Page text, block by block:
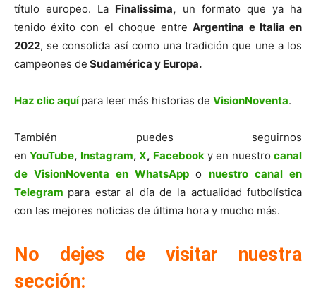
título europeo. La Finalissima, un formato que ya ha
tenido éxito con el choque entreArgentina e Italia en
2022, se consolida así como una tradición que une a los
campeones de Sudamérica y Europa.
Haz clic aquí para leer más historias de VisionNoventa.
También puedes seguirnos
enYouTube, Instagram,X, Facebooky en nuestro canal
de VisionNoventa en WhatsApponuestro canal en
Telegram para estar al día de la actualidad futbolística
con las mejores noticias de última hora y mucho más.
No dejes de visitar nuestra
sección: